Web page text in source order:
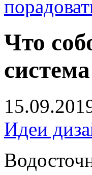
Что
система
Идеи